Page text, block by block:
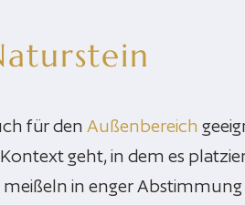
für den Außenbereich
geht, in dem es
in enger